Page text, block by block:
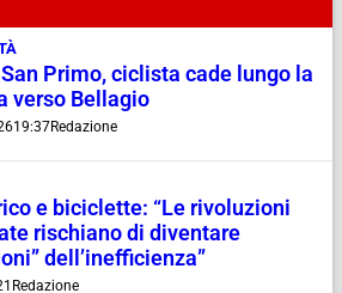
Primo, ciclista cade lungo la
verso Bellagio
19:37Redazione
e biciclette: “Le rivoluzioni
rischiano di diventare
dell’inefficienza”
Redazione